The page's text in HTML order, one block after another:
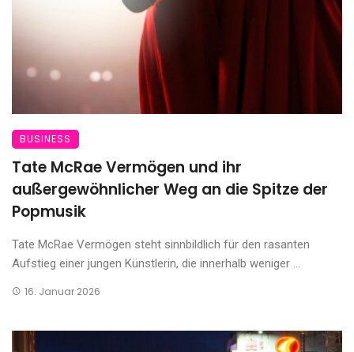
BUSINESS
Tate McRae Vermögen und ihr
außergewöhnlicher Weg an die Spitze der
Popmusik
Tate McRae Vermögen steht sinnbildlich für den rasanten
Aufstieg einer jungen Künstlerin, die innerhalb weniger ...
16. Januar 2026